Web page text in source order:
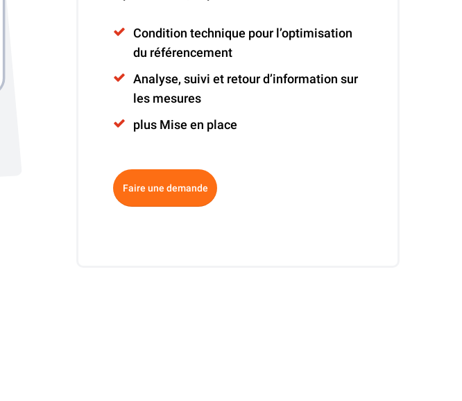
Condition technique pour l’optimisation
du référencement
Analyse, suivi et retour d’information sur
les mesures
plus Mise en place
Faire une demande